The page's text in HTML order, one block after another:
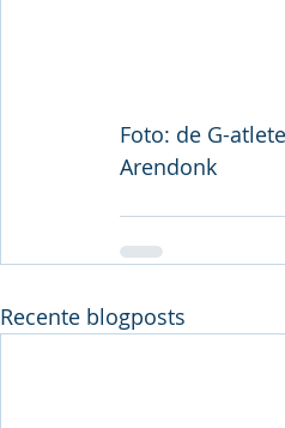
Foto: de G-
Arendonk
Recente blogposts